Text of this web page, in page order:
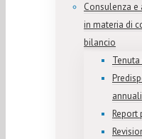
Consulenza e
in materia di
bilancio
annuali
Report